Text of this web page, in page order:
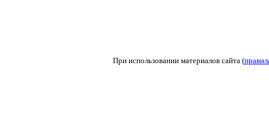
При использовании материалов сайта (